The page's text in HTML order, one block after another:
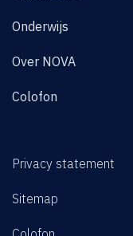
Onderwijs
Over NOVA
Colofon
Privacy statement
Sitemap